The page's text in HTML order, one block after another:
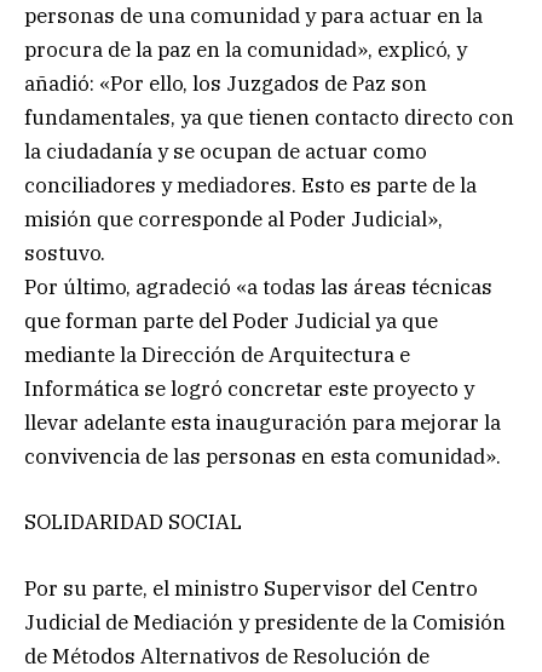
personas de una comunidad y para actuar en la
procura de la paz en la comunidad», explicó, y
añadió: «Por ello, los Juzgados de Paz son
fundamentales, ya que tienen contacto directo con
la ciudadanía y se ocupan de actuar como
conciliadores y mediadores. Esto es parte de la
misión que corresponde al Poder Judicial»,
sostuvo.
Por último, agradeció «a todas las áreas técnicas
que forman parte del Poder Judicial ya que
mediante la Dirección de Arquitectura e
Informática se logró concretar este proyecto y
llevar adelante esta inauguración para mejorar la
convivencia de las personas en esta comunidad».
SOLIDARIDAD SOCIAL
Por su parte, el ministro Supervisor del Centro
Judicial de Mediación y presidente de la Comisión
de Métodos Alternativos de Resolución de